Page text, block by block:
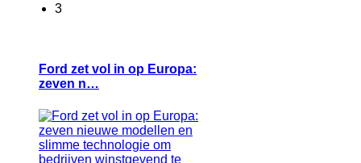
3
Ford zet vol in op Europa:
zeven n…